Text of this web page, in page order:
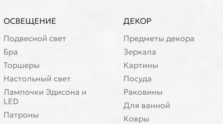
ОСВЕЩЕНИЕ
Подвесной свет
Бра
Торшеры
Настольный свет
Лампочки Эдисона и
LED
Патроны
ДЕКОР
Предметы декора
Зеркала
Картины
Посуда
Раковины
Для ванной
Ковры